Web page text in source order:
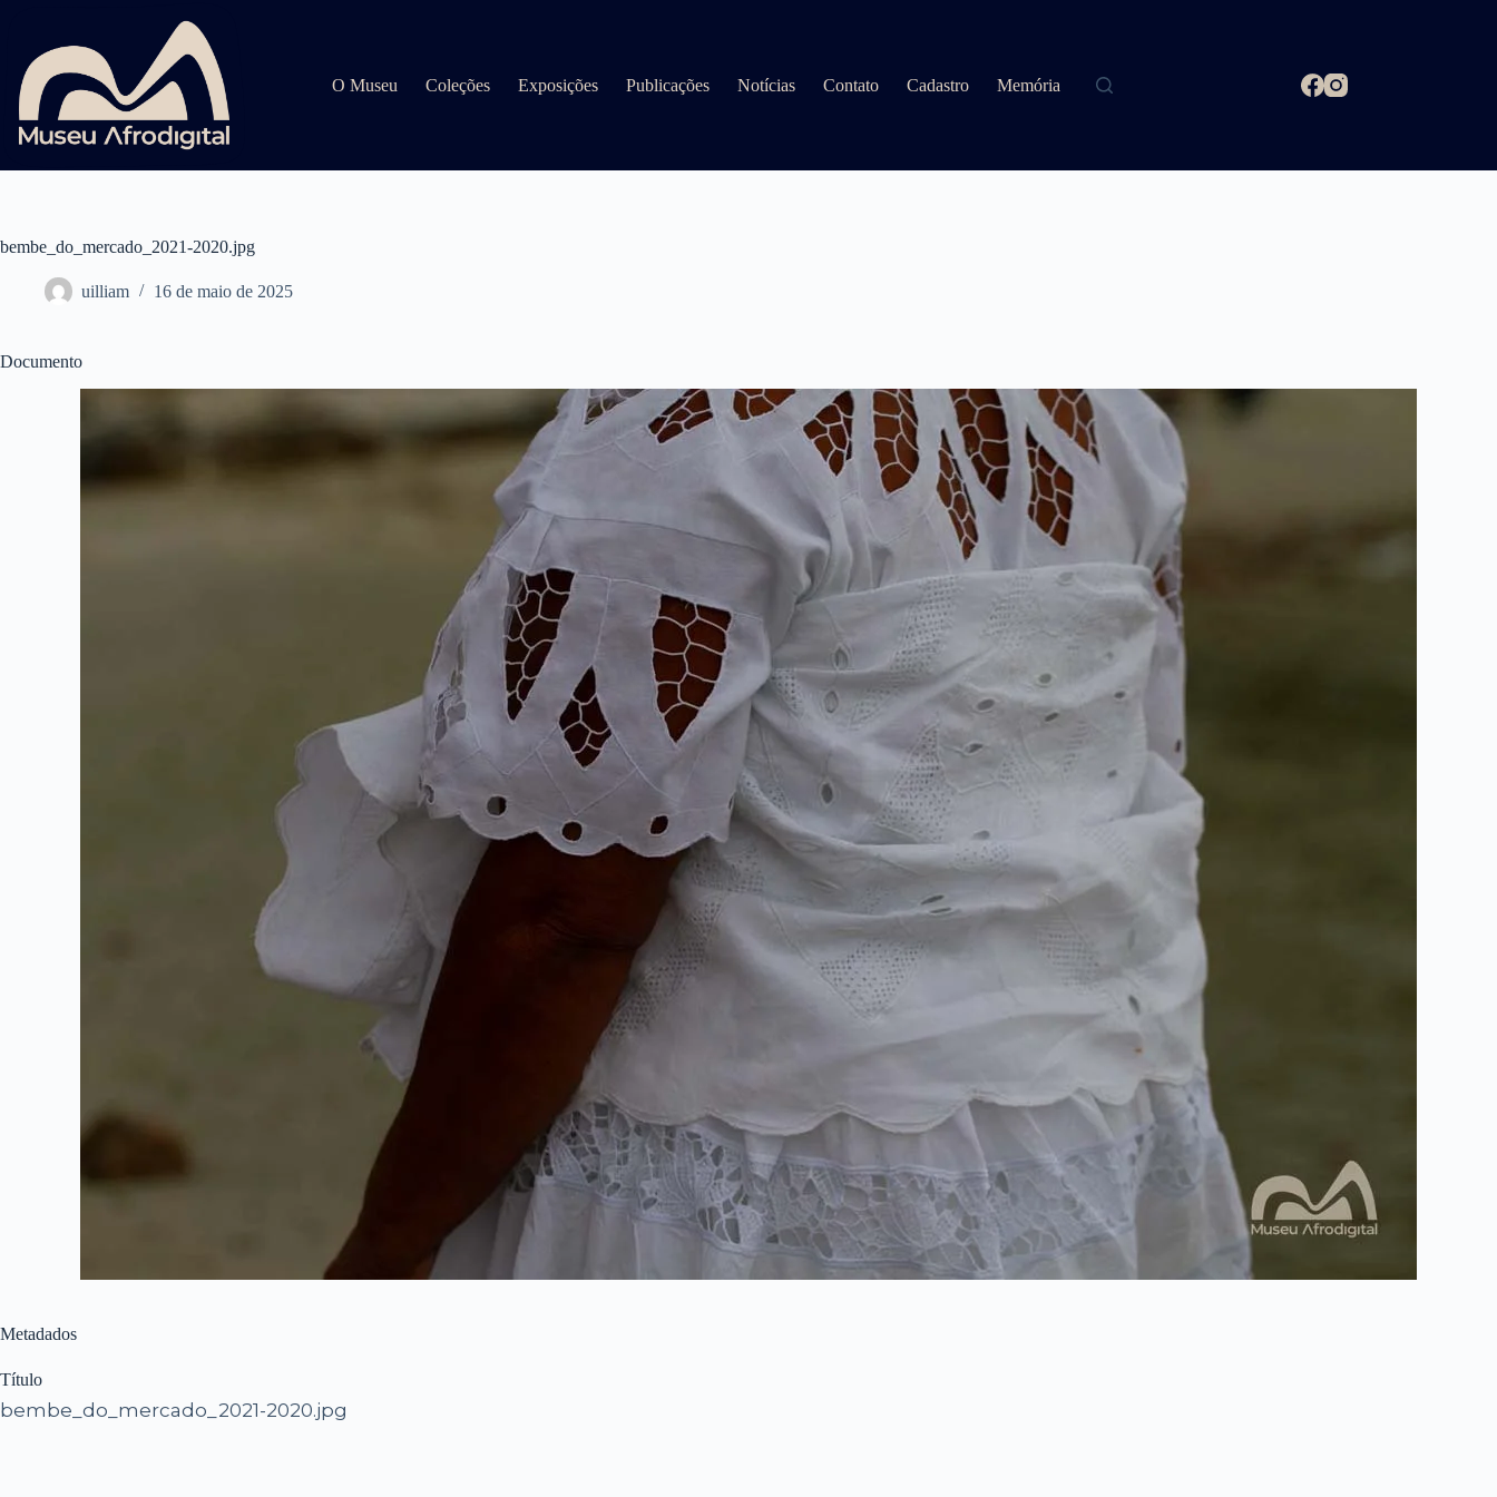
conteúdo
O Museu
Coleções Exposições Publicações Notícias Contato Cadastro Memória
bembe_do_mercado_2021-2020.jpg
uilliam 16 de maio de 2025
Documento
Metadados
Título
bembe_do_mercado_2021-2020.jpg